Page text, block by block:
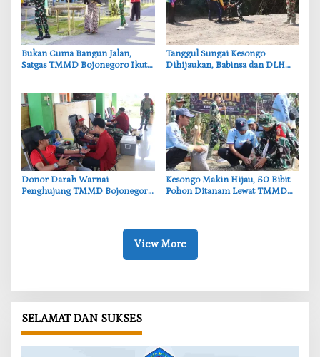
‎Bukan Cuma Bangun Jalan,
Satgas TMMD Bojonegoro Ikut
‎Tanggul Sungai Kesongo
Dihijaukan, Babinsa dan DLH
‎Donor Darah Warnai
Penghujung TMMD Bojonegoro
‎Kesongo Makin Hijau, 50 Bibit
Pohon Ditanam Lewat TMMD
View More
SELAMAT DAN SUKSES